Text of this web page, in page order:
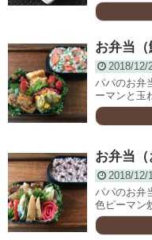
お弁当（
2018/12/
パパのお弁
ーマンと玉
お弁当（
2018/12/
パパのお弁
色ピーマン